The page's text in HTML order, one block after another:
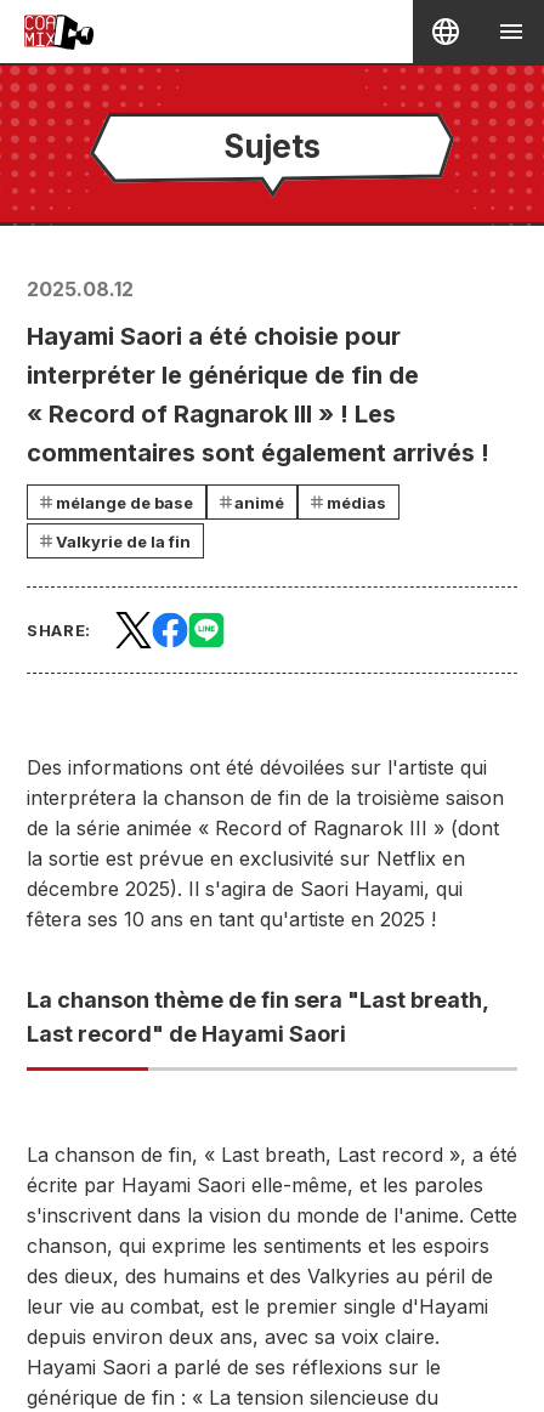
Sujets
2025.08.12
Hayami Saori a été choisie pour
interpréter le générique de fin de
« Record of Ragnarok III » ! Les
commentaires sont également arrivés !
mélange de base animé
médias
Valkyrie de la fin
SHARE:
Des informations ont été dévoilées sur l'artiste qui
interprétera la chanson de fin de la troisième saison
de la série animée « Record of Ragnarok III » (dont
la sortie est prévue en exclusivité sur Netflix en
décembre 2025). Il s'agira de Saori Hayami, qui
fêtera ses 10 ans en tant qu'artiste en 2025 !
La chanson thème de fin sera "Last breath,
Last record" de Hayami Saori
La chanson de fin, « Last breath, Last record », a été
écrite par Hayami Saori elle-même, et les paroles
s'inscrivent dans la vision du monde de l'anime. Cette
chanson, qui exprime les sentiments et les espoirs
des dieux, des humains et des Valkyries au péril de
leur vie au combat, est le premier single d'Hayami
depuis environ deux ans, avec sa voix claire.
Hayami Saori a parlé de ses réflexions sur le
générique de fin : « La tension silencieuse du